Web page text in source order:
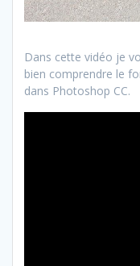
Dans cette vidéo je
bien comprendre le
dans Photoshop CC.